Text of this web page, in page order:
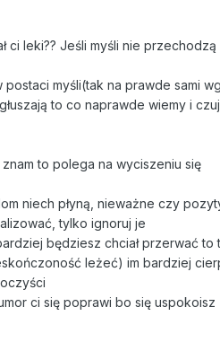
ci leki?? Jeśli myśli nie
myśli(tak na prawde sami
to co naprawde wiemy i
to polega na wyciszeniu się
niech płyną, nieważne czy
tylko ignoruj je
będziesz chciał przerwać to
leżeć) im bardziej
ci się poprawi bo się uspokoisz